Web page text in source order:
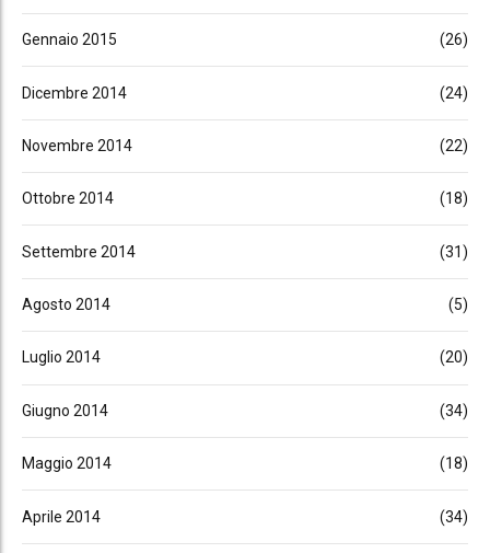
Gennaio 2015 (26)
Dicembre 2014 (24)
Novembre 2014 (22)
Ottobre 2014 (18)
Settembre 2014 (31)
Agosto 2014 (5)
Luglio 2014 (20)
Giugno 2014 (34)
Maggio 2014 (18)
Aprile 2014 (34)